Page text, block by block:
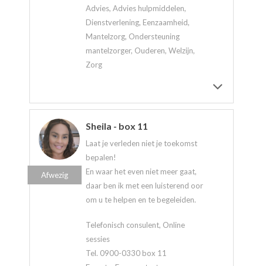
Advies, Advies hulpmiddelen,
Dienstverlening, Eenzaamheid,
Mantelzorg, Ondersteuning
mantelzorger, Ouderen, Welzijn,
Zorg
Sheila - box 11
Laat je verleden niet je toekomst
bepalen!
En waar het even niet meer gaat,
daar ben ik met een luisterend oor
om u te helpen en te begeleiden.
Telefonisch consulent, Online
sessies
Tel. 0900-0330 box 11
Afwezig